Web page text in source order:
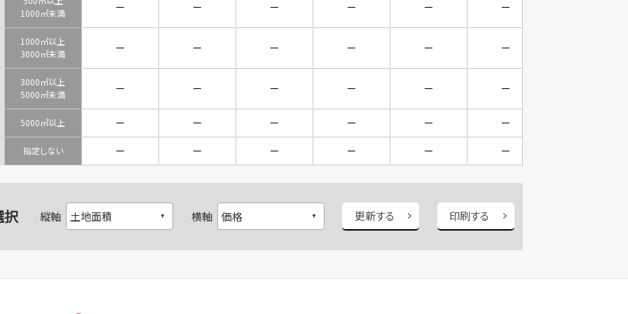
1000㎡未満
－ － － － － －
1000㎡以上
3000㎡未満
－ － － － － －
3000㎡以上
5000㎡未満
－ － － － － －
5000㎡以上 － － － － － －
指定しない － － － － － －
択 縦軸 横軸 更新する 印刷する